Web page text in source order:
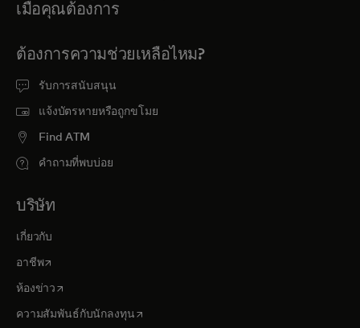
เมื่อคุณต้องการ
ต้องการความช่วยเหลือไหม?
รับการสนับสนุน
แจ้งบัตรหายหรือถูกขโมย
Find ATM
คำถามที่พบบ่อย
บริษัท
เกี่ยวกับ
อาชีพopens in a new tab
ห้องข่าว opens in a new tab
ความสัมพันธ์กับนักลงทุนopens in a new tab